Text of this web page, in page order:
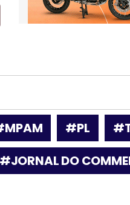
#PL
#JORNAL DO